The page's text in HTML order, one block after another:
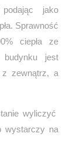
jako
Sprawność
ciepła ze
budynku jest
z zewnątrz, a
wyliczyć
wystarczy na